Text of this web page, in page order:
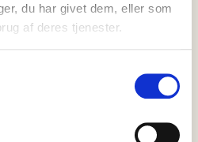
du har givet dem, eller som
af deres tjenester.